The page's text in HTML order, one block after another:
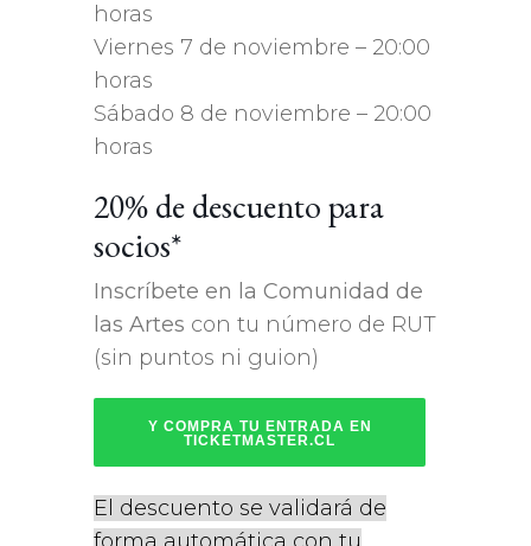
horas
Viernes 7 de noviembre – 20:00
horas
Sábado 8 de noviembre – 20:00
horas
20% de descuento para
socios*
Inscríbete en la Comunidad de
las Artes con tu número de RUT
(sin puntos ni guion)
Y COMPRA TU ENTRADA EN
TICKETMASTER.CL
El descuento se validará de